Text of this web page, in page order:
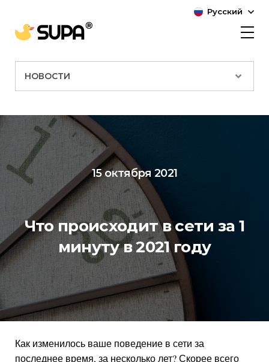
Русский
НОВОСТИ
15 октября 2021
Что происходит в сети за 1
минуту в 2021 году
Как изменилось ваше поведение в сети за
последнее время, за несколько лет? Скорее всего